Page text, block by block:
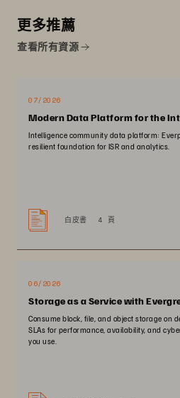
更多推薦
查看所有資源
07/2026
Modern Data Platform for the
Intelligence community data platform:
resilient foundation for ISR and analytics.
白皮書 4 頁
06/2026
Storage as a Service with
Consume block, file, and object storage on
SLAs for performance, availability, and
you use.